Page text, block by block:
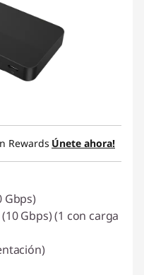
Rewards Únete ahora!
Gbps)
Gbps) (1 con carga